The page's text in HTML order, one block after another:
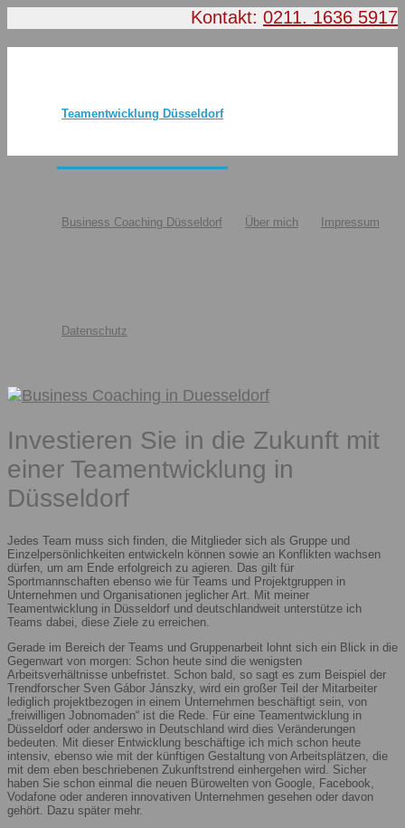
Kontakt: 0211. 1636 5917
Teamentwicklung Düsseldorf
Business Coaching Düsseldorf Über mich Impressum
Datenschutz
Investieren Sie in die Zukunft mit
einer Teamentwicklung in
Düsseldorf
Jedes Team muss sich finden, die Mitglieder sich als Gruppe und
Einzelpersönlichkeiten entwickeln können sowie an Konflikten wachsen
dürfen, um am Ende erfolgreich zu agieren. Das gilt für
Sportmannschaften ebenso wie für Teams und Projektgruppen in
Unternehmen und Organisationen jeglicher Art. Mit meiner
Teamentwicklung in Düsseldorf und deutschlandweit unterstütze ich
Teams dabei, diese Ziele zu erreichen.
Gerade im Bereich der Teams und Gruppenarbeit lohnt sich ein Blick in die
Gegenwart von morgen: Schon heute sind die wenigsten
Arbeitsverhältnisse unbefristet. Schon bald, so sagt es zum Beispiel der
Trendforscher Sven Gábor Jánszky, wird ein großer Teil der Mitarbeiter
lediglich projektbezogen in einem Unternehmen beschäftigt sein, von
„freiwilligen Jobnomaden“ ist die Rede. Für eine Teamentwicklung in
Düsseldorf oder anderswo in Deutschland wird dies Veränderungen
bedeuten. Mit dieser Entwicklung beschäftige ich mich schon heute
intensiv, ebenso wie mit der künftigen Gestaltung von Arbeitsplätzen, die
mit dem eben beschriebenen Zukunftstrend einhergehen wird. Sicher
haben Sie schon einmal die neuen Bürowelten von Google, Facebook,
Vodafone oder anderen innovativen Unternehmen gesehen oder davon
gehört. Dazu später mehr.